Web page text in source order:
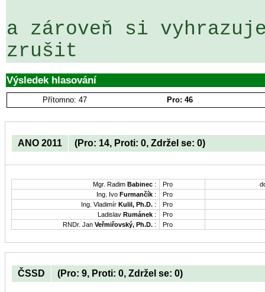
a zároveň si
zrušit
Výsledek hlasování
Přítomno: 47 Pro: 46
ANO 2011 (Pro: 14, Proti: 0, Zdržel se: 0)
Mgr. Radim Babinec : Pro
Ing. Ivo Furmančík :
Pro
Ing. Vladimír Kulil, Ph.D. :
Pro
Ladislav Rumánek :
Pro
RNDr. Jan Veřmiřovský, Ph.D. : Pro
ČSSD (Pro: 9, Proti: 0, Zdržel se: 0)